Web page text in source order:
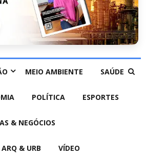
MEIO AMBIENTE SAÚDE
POLÍTICA ESPORTES
& NEGÓCIOS
ARQ & URB VÍDEO